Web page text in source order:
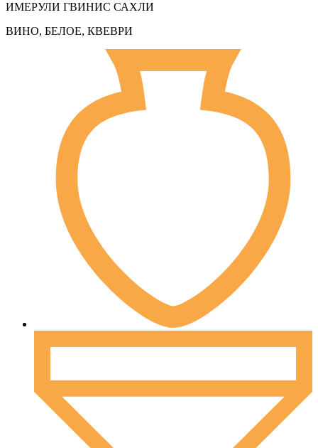
ИМЕРУЛИ ГВИНИС САХЛИ
ВИНО, БЕЛОЕ, КВЕВРИ